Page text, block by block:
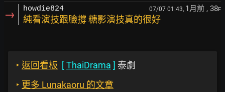
→ howdie824 07/07 01:43, 1月前 , 38F
純看演技跟臉撐 糖影演技真的很好
‣ 返回看板 [ThaiDrama ] 泰劇
‣ 更多 Lunakaoru 的文章